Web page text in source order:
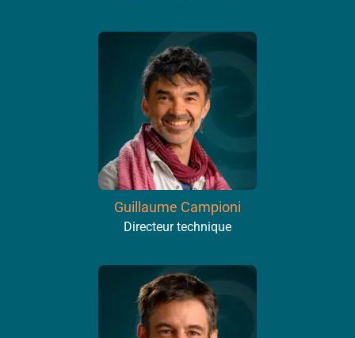
Guillaume Campioni
Directeur technique